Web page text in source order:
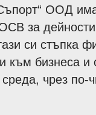
ООД
за дейности
си стъпка
към бизнеса
чрез по-